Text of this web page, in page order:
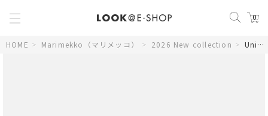
0
HOME > Marimekko（マリメッコ） > 2026 New collection > Unikko テーブルクロス 135×250cm